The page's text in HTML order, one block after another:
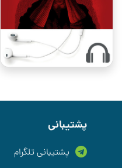
پشتیبانی
پشتیبانی تلگرام